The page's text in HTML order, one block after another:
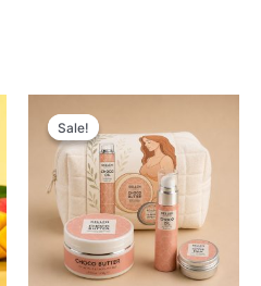
Sale!
Sale!
price
was:
51.90 KM.
is:
42.95 KM.